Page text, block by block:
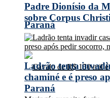
Paraná
Padre Dionísio da
sobre Corpus Christi
Ladrão tenta
chaminé e é preso
Paraná